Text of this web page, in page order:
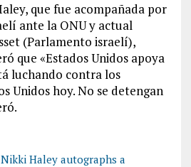
que fue acompañada por
ante la ONU y actual
(Parlamento israelí),
que «Estados Unidos apoya
luchando contra los
Unidos hoy. No se detengan
Haley autographs a